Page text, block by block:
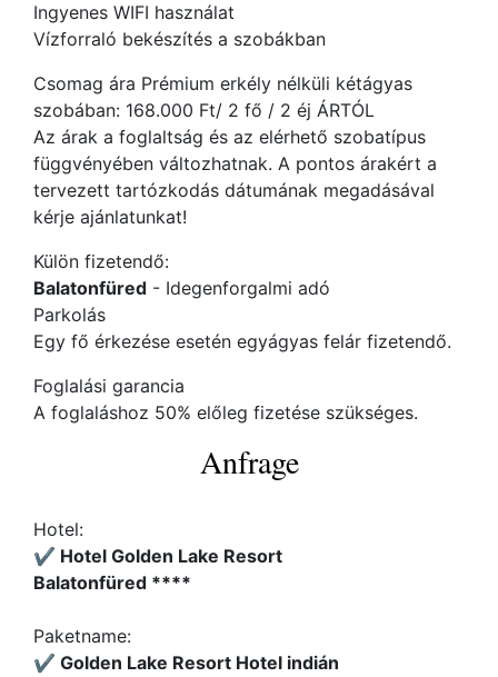
Ingyenes WIFI használat
Vízforraló bekészítés a szobákban
Csomag ára Prémium erkély nélküli kétágyas
szobában: 168.000 Ft/ 2 fő / 2 éj ÁRTÓL
Az árak a foglaltság és az elérhető szobatípus
függvényében változhatnak. A pontos árakért a
tervezett tartózkodás dátumának megadásával
kérje ajánlatunkat!
Külön fizetendő:
Balatonfüred - Idegenforgalmi adó
Parkolás
Egy fő érkezése esetén egyágyas felár fizetendő.
Foglalási garancia
A foglaláshoz 50% előleg fizetése szükséges.
Anfrage
Hotel:
✔️ Hotel Golden Lake Resort
Balatonfüred ****
Paketname:
✔️ Golden Lake Resort Hotel indián